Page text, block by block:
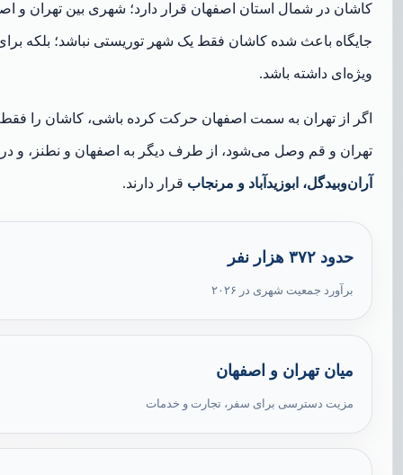
کاشان در شمال استان اصفهان قرار دارد؛ شهری بین تهران و
جایگاه باعث شده کاشان فقط یک شهر توریستی نباشد؛ بلکه
ویژه‌ای داشته باشد.
اگر از تهران به سمت اصفهان حرکت کرده باشی، کاشان را
تهران و قم وصل می‌شود، از طرف دیگر به اصفهان و نطنز، و
آران‌وبیدگل، ابوزیدآباد و مرنجاب قرار دارند.
حدود ۳۷۲ هزار نفر
برآورد جمعیت شهری در ۲۰۲۶
میان تهران و اصفهان
مزیت دسترسی برای سفر، تجارت و خدمات